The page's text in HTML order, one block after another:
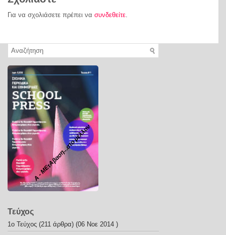
Για να σχολιάσετε πρέπει να συνδεθείτε.
Α - ΜΕτΑβαση...στο μέλλον
Τεύχος
1ο Τεύχος (211 άρθρα) (06 Νοε 2014 )